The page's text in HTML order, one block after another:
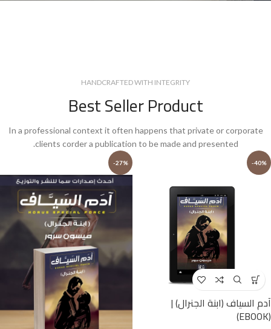
HANDCRAFTED WITH INTEGRITY
Best Seller Product
In a professional context it often happens that private or corporate
clients corder a publication to be made and presented.
-40%
آدم السياف (ابنة الجنرال) |
(EBOOK)
-27%